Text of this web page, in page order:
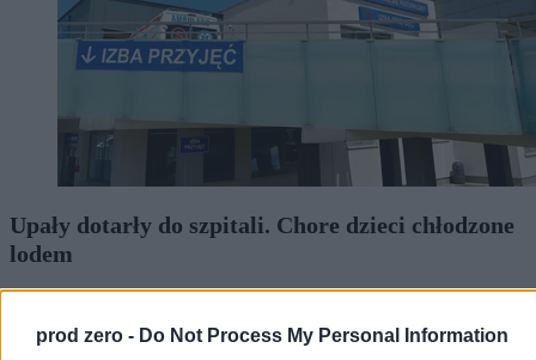
prod zero - Do Not Process My Personal Information
Upały dotarły do szpitali. Chore dzieci chłodzone
lodem
Ekstremalne upały postawiły w trudnej sytuacji nawet szpitale. Na
rodzice sami chłodzą dzieci lodem i wiatrakami. Personel przyznaje,